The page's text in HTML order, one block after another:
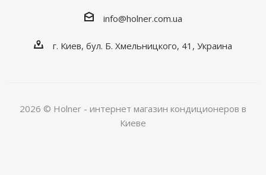
info@holner.com.ua
г. Киев, бул. Б. Хмельницкого, 41, Украина
2026 © Holner - интернет магазин кондиционеров в
Киеве